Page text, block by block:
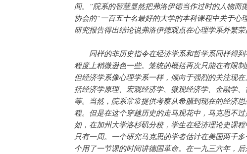
间。”院系的智慧显然把弗洛伊德当作过时的人物而
协会的“一百五十名最好的大学的本科课程中关于心
研究报告得出结论说弗洛伊德观点在心理学系外繁荣
同样的非历史指令在经济学系和哲学系同样得到
程度上稍微逊色一些。笼统的概括再次只能在有限制
但经济学系像心理学系一样，倾向于强烈的关注现
括经济学原理、宏观经济学、微观经济学、金融学
等。当然，院系常常提供考察从希腊到现在的经济
程。但是在这个穿越历史的走马观花中，马克思不
如，在加州大学洛杉矶分校，学生在经济理论史课
只有一周。一个研究马克思的学者估计在美国两千
个用了一节课的时间讲德国革命。在一九三六年，